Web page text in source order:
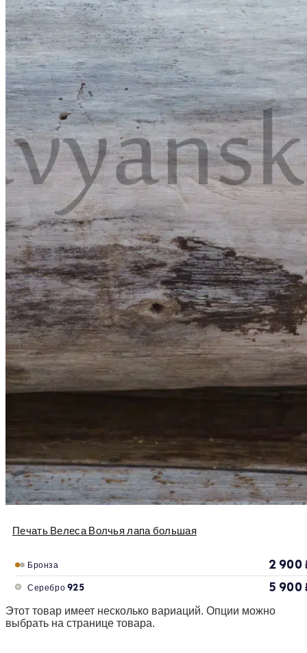
Печать Велеса Волчья лапа большая
Бронза 2 900
Серебро 925 5 900
Этот товар имеет несколько вариаций. Опции можно
выбрать на странице товара.